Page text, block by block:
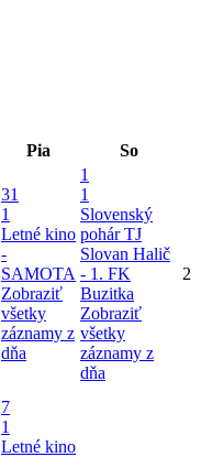
Pia So
31
1
Letné kino
-
SAMOTA
Zobraziť
všetky
záznamy z
dňa
1
1
Slovenský
pohár TJ
Slovan Halič
- 1. FK
Buzitka
Zobraziť
všetky
záznamy z
dňa
2
7
1
Letné kino